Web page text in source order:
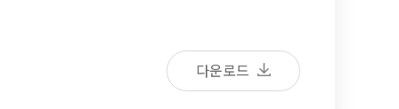
다운로드